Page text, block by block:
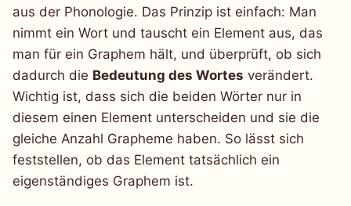
aus der Phonologie. Das Prinzip ist einfach: Man
nimmt ein Wort und tauscht ein Element aus, das
man für ein Graphem hält, und überprüft, ob sich
dadurch die Bedeutung des Wortes verändert.
Wichtig ist, dass sich die beiden Wörter nur in
diesem einen Element unterscheiden und sie die
gleiche Anzahl Grapheme haben. So lässt sich
feststellen, ob das Element tatsächlich ein
eigenständiges Graphem ist.